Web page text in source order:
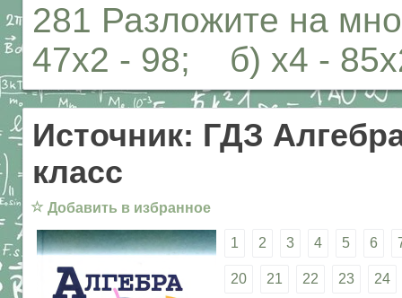
281 Разложите на
47х2 - 98; б) х4 -
Источник: ГДЗ
класс
☆ Добавить в избранное
1 2 3 4 5 6
20 21 22 23 24